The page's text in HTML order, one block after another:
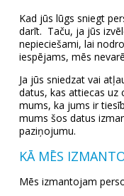
Kad jūs lūgs sniegt
darīt. Taču, ja jūs
nepieciešami, lai
iespējams, mēs
Ja jūs sniedzat vai
datus, kas attiecas uz
mums, ka jums ir
mums šos datus
paziņojumu.
KĀ MĒS
Mēs izmantojam